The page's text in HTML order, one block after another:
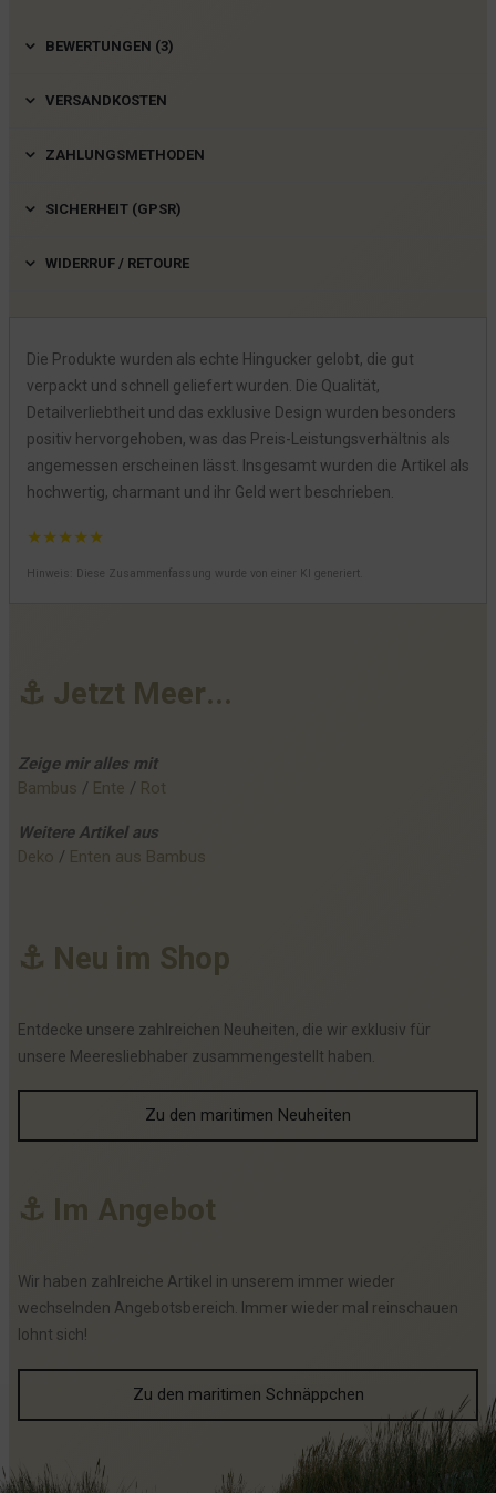
BEWERTUNGEN (3)
VERSANDKOSTEN
ZAHLUNGSMETHODEN
SICHERHEIT (GPSR)
WIDERRUF / RETOURE
Die Produkte wurden als echte Hingucker gelobt, die gut
verpackt und schnell geliefert wurden. Die Qualität,
Detailverliebtheit und das exklusive Design wurden besonders
positiv hervorgehoben, was das Preis-Leistungsverhältnis als
angemessen erscheinen lässt. Insgesamt wurden die Artikel als
hochwertig, charmant und ihr Geld wert beschrieben.
★★★★★
Hinweis: Diese Zusammenfassung wurde von einer KI generiert.
⚓ Jetzt Meer...
Zeige mir alles mit
Bambus / Ente / Rot
Weitere Artikel aus
Deko / Enten aus Bambus
⚓ Neu im Shop
Entdecke unsere zahlreichen Neuheiten, die wir exklusiv für
unsere Meeresliebhaber zusammengestellt haben.
Zu den maritimen Neuheiten
⚓ Im Ange bot
Wir haben zahlreiche Artikel in unserem immer wieder
wechselnden Angebotsbereich. Immer wieder mal reinschauen
lohnt sich!
Zu den maritimen Schnäppchen